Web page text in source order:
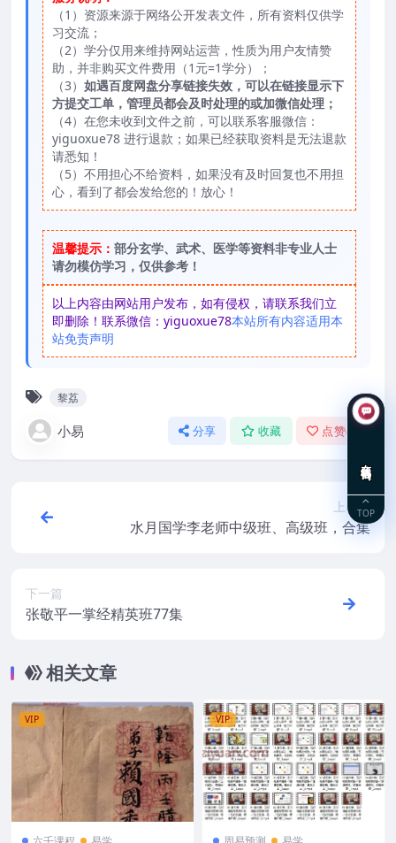
（1）资源来源于网络公开发表文件，所有资料仅供学
习交流；
（2）学分仅用来维持网站运营，性质为用户友情赞
助，并非购买文件费用（1元=1学分）；
（3） 如遇百度网盘分享链接失效，可以在链接显示下
方提交工单，管理员都会及时处理的或加微信处理；
（4）在您未收到文件之前，可以联系客服微信：
yiguoxue78 进行退款；如果已经获取资料是无法退款
请悉知！
（5）不用担心不给资料，如果没有及时回复也不用担
心，看到了都会发给您的！放心！
温馨提示： 部分玄学、武术、医学等资料非专业人士
请勿模仿学习，仅供参考！
以上内容由网站用户发布，如有侵权，请联系我们立
即删除！联系微信：yiguoxue78本站所有内容适用本
站免责声明
黎荔
小易 分享 收藏 点赞(
上一篇
水月国学李老师中级班、高级班，合集
下一篇
张敬平一掌经精英班77集
相关文章
VIP VIP
TOP